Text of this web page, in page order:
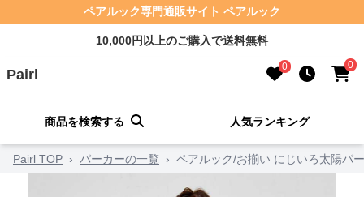
ペアルック専門通販サイト ペアルック
10,000円以上のご購入で送料無料
Pairl 0 0
商品を検索する 人気ランキング
Pairl TOP › パーカーの一覧 › ペアルック/お揃い にじいろ太陽パ